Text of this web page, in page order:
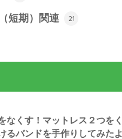
短期）関連 21
なくす！マットレス２つをく
るバンドを手作りしてみたよ